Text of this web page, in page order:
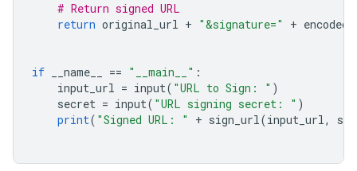
# Return signed URL
return original_url + "&signature=" +
if __name__ == "__main__" :
input_url = input( "URL to Sign: " )
secret = input( "URL signing secret: " )
print( "Signed URL: " + sign_url(input_url,